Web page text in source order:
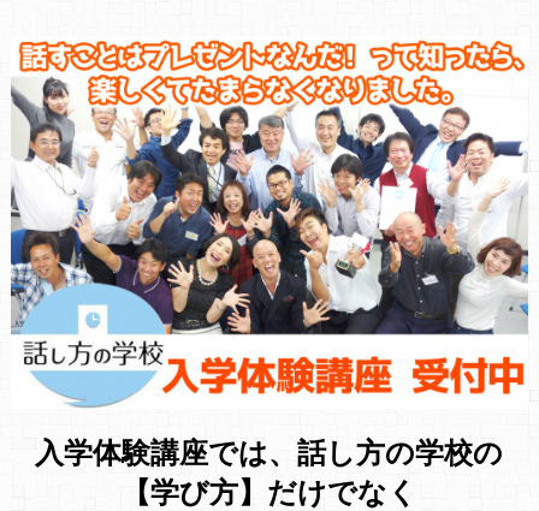
入学体験講座では、話し方の学校の
【学び方】だけでなく